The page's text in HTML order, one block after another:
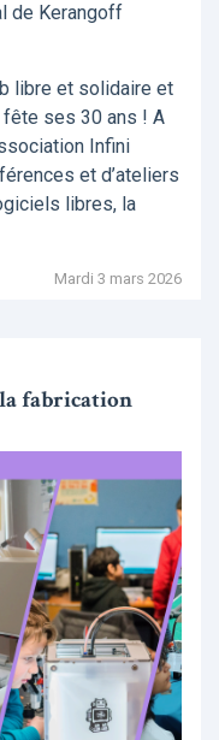
de Kerangoff
libre et solidaire et
fête ses 30 ans ! A
Infini
et d’ateliers
libres, la
Mardi 3 mars 2026
fabrication